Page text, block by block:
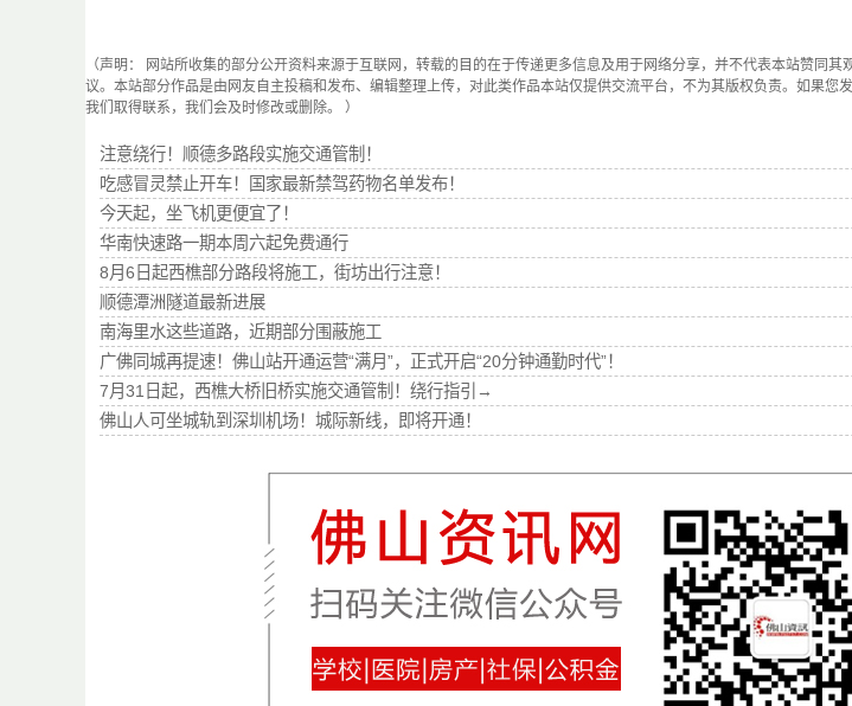
（声明： 网站所收集的部分公开资料来源于互联网，转载的目的在于传递更多信息及用于网络分享，并不代表本站赞同
议。本站部分作品是由网友自主投稿和发布、编辑整理上传，对此类作品本站仅提供交流平台，不为其版权负责。如果您
我们取得联系，我们会及时修改或删除。 ）
注意绕行！顺德多路段实施交通管制！
吃感冒灵禁止开车！国家最新禁驾药物名单发布！
今天起，坐飞机更便宜了！
华南快速路一期本周六起免费通行
8月6日起西樵部分路段将施工，街坊出行注意！
顺德潭洲隧道最新进展
南海里水这些道路，近期部分围蔽施工
广佛同城再提速！佛山站开通运营“满月”，正式开启“20分钟通勤时代”！
7月31日起，西樵大桥旧桥实施交通管制！绕行指引→
佛山人可坐城轨到深圳机场！城际新线，即将开通！